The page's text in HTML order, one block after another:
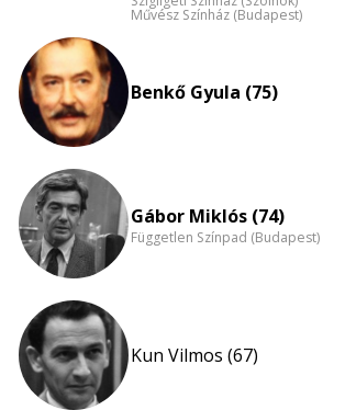
nagyítása
Művész Színház (Budapest)
Benkő Gyula (75)
Gábor Miklós (74)
Független Színpad (Budapest)
Kun Vilmos (67)